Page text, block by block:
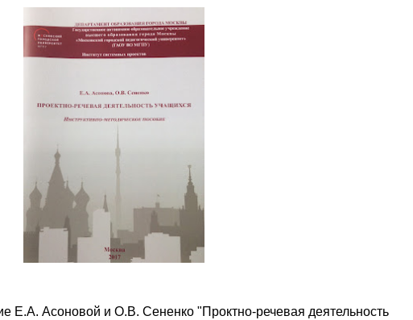
Е.А. Асоновой и О.В. Сененко "Проктно-речевая деятельность